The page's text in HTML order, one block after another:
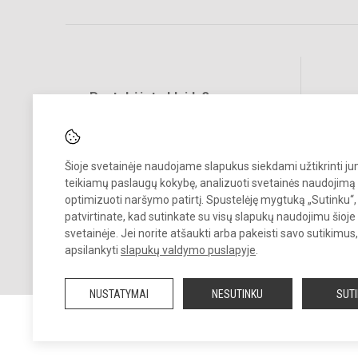
Šioje svetainėje naudojame slapukus siekdami užtikrinti
teikiamų paslaugų kokybę, analizuoti svetainės naudojimą
optimizuoti naršymo patirtį. Spustelėję mygtuką „Sutinku“,
patvirtinate, kad sutinkate su visų slapukų naudojimu šioje
svetainėje. Jei norite atšaukti arba pakeisti savo
apsilankyti slapukų valdymo puslapyje
NUSTATYMAI NESUTINKU
Pastebėjote klaidų?
© 2026. Šiaulių Salduvės progimnazija. Visos teisės saugomos.